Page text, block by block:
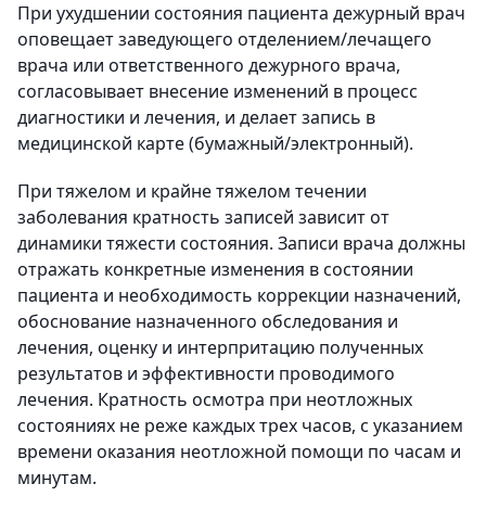
При ухудшении состояния пациента дежурный врач
оповещает заведующего отделением/лечащего
врача или ответственного дежурного врача,
согласовывает внесение изменений в процесс
диагностики и лечения, и делает запись в
медицинской карте (бумажный/электронный).
При тяжелом и крайне тяжелом течении
заболевания кратность записей зависит от
динамики тяжести состояния. Записи врача должны
отражать конкретные изменения в состоянии
пациента и необходимость коррекции назначений,
обоснование назначенного обследования и
лечения, оценку и интерпритацию полученных
результатов и эффективности проводимого
лечения. Кратность осмотра при неотложных
состояниях не реже каждых трех часов, с указанием
времени оказания неотложной помощи по часам и
минутам.